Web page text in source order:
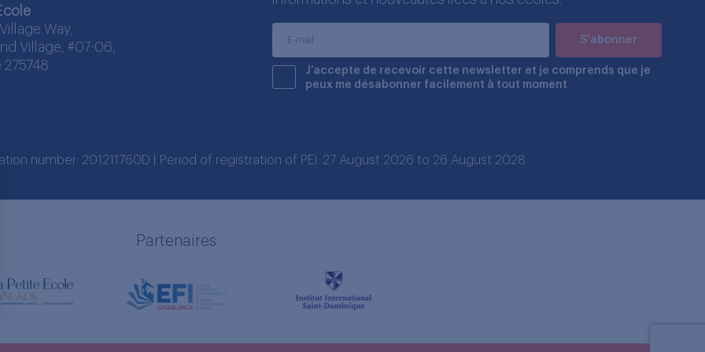
Way,
Village, #07-06,
J’accepte de recevoir cette newsletter et je comprends que je
peux me désabonner facilement à tout moment
number: 201211760D | Period of registration of PEI: 27 August 2026 to 26 August 2028
Partenaires